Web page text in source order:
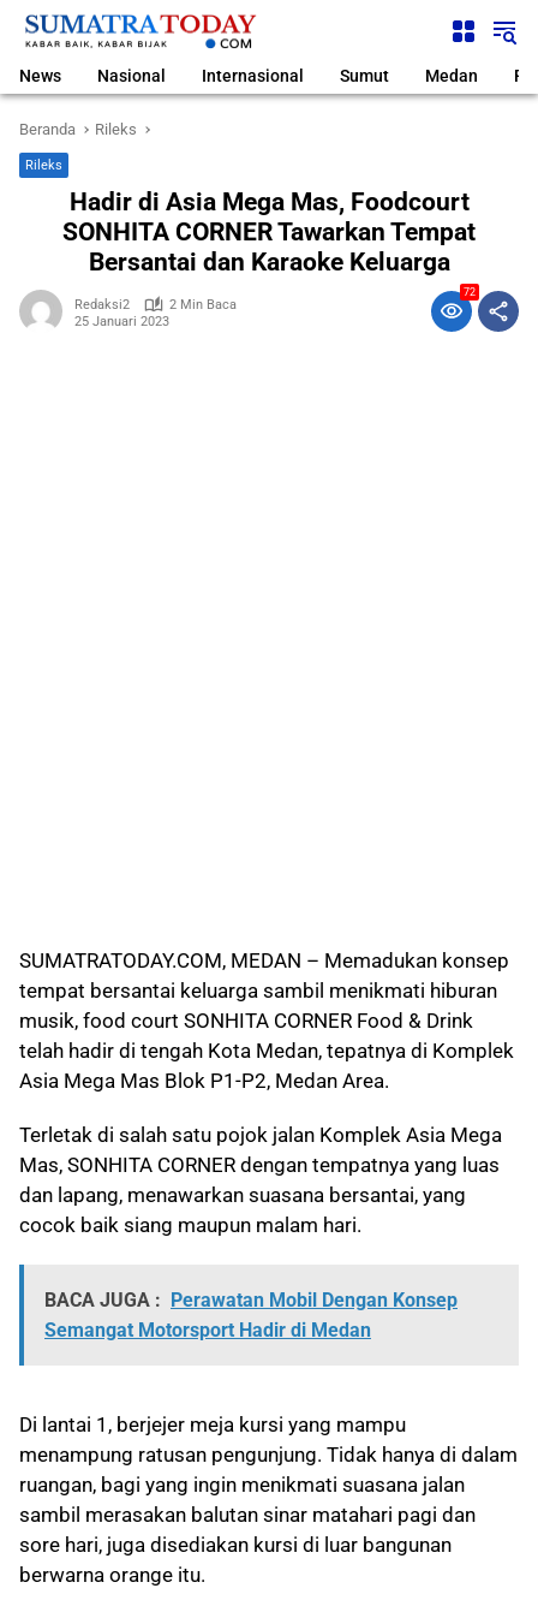
Langsung
News Nasional Internasional Sumut Medan
Beranda Rileks
Rileks
Hadir di Asia Mega Mas, Foodcourt
SONHITA CORNER Tawarkan Tempat
Bersantai dan Karaoke Keluarga
Redaksi2
2 Min Baca
25 Januari 2023
72
SUMATRATODAY.COM, MEDAN – Memadukan konsep
tempat bersantai keluarga sambil menikmati hiburan
musik, food court SONHITA CORNER Food & Drink
telah hadir di tengah Kota Medan, tepatnya di Komplek
Asia Mega Mas Blok P1-P2, Medan Area.
Terletak di salah satu pojok jalan Komplek Asia Mega
Mas, SONHITA CORNER dengan tempatnya yang luas
dan lapang, menawarkan suasana bersantai, yang
cocok baik siang maupun malam hari.
BACA JUGA : Perawatan Mobil Dengan Konsep
Semangat Motorsport Hadir di Medan
Di lantai 1, berjejer meja kursi yang mampu
menampung ratusan pengunjung. Tidak hanya di dalam
ruangan, bagi yang ingin menikmati suasana jalan
sambil merasakan balutan sinar matahari pagi dan
sore hari, juga disediakan kursi di luar bangunan
berwarna orange itu.